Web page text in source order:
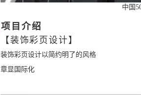
中国
项目介绍
【装饰彩页设计】
装饰彩页设计以简约明了的风格
章显国际化